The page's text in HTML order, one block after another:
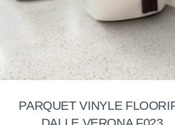
PARQUET VINYLE